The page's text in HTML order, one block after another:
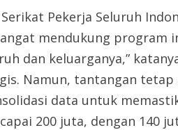
Pekerja Seluruh
mendukung program
dan keluarganya,”
Namun, tantangan tetap
data untuk
200 juta, dengan 140